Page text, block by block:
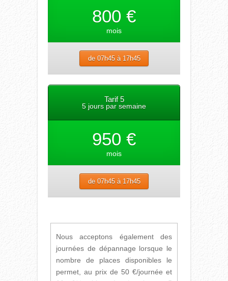
800 €
mois
de 07h45 à 17h45
Tarif 5
5 jours par semaine
950 €
mois
de 07h45 à 17h45
Nous acceptons également des
journées de dépannage lorsque le
nombre de places disponibles le
permet, au prix de 50 €/journée et